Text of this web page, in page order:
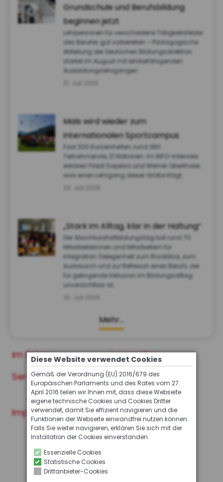
Grundschule und Berufsbildung
beginnen jetzt
Lehrpersonen für verschiedene Tätigkeitsfelder
des Berufes gut vorbereiten – Pädagogische
Abteilung der Deutschen Bildungsdirektion
startet im August mit lehrbefähigenden
Ausbildungslehrgängen
Mals wird wieder zum
internationalen Sportcampus
Fast 300 Kurseinheiten, rund 380
Teilnehmende, 21 Nationen: Im INFO-Interview
erklären Friedl Sapelza und Werner Oberthaler,
was einen Lehrgang dieser Größe trägt.
„Stark im Alltag, klar in der Haltung“
Der Abschlussfortbildungstag bot rund 70
Mitarbeiterinnen und Mitarbeitern für
Integration Gelegenheit zum Rückblick, zum
Austausch und zur Reflexion eines Berufs, der
für gelingende Inklusion im Bildungsalltag
unverzichtbar ist.
Mehr…
im Fokus
Lernwelten
Service
Archiv der INFO
Ausgaben
Impressum
Diese Website verwendet Cookies
Gemäß der Verordnung (EU) 2016/679 des
Europäischen Parlaments und des Rates vom 27.
April 2016 teilen wir Ihnen mit, dass diese Webseite
eigene technische Cookies und Cookies Dritter
verwendet, damit Sie effizient navigieren und die
Funktionen der Webseite einwandfrei nutzen können.
Falls Sie weiter navigieren, erklären Sie sich mit der
Installation der Cookies einverstanden.
Essenzielle Cookies
Statistische Cookies
Drittanbieter-Cookies